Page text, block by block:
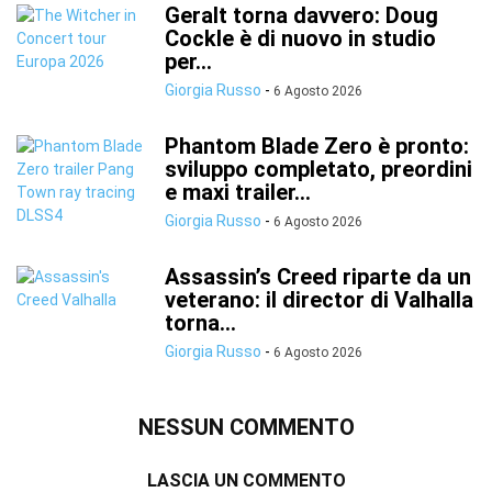
Geralt torna davvero: Doug
Cockle è di nuovo in studio
per...
Giorgia Russo - 6 Agosto 2026
Phantom Blade Zero è pronto:
sviluppo completato, preordini
e maxi trailer...
Giorgia Russo - 6 Agosto 2026
Assassin’s Creed riparte da un
veterano: il director di Valhalla
torna...
Giorgia Russo - 6 Agosto 2026
NESSUN COMMENTO
LASCIA UN COMMENTO